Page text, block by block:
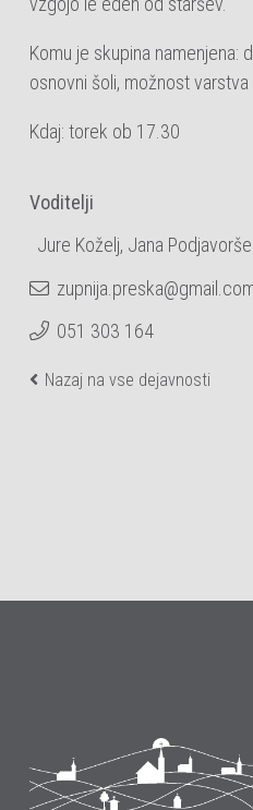
Komu je skupina namenjena:
osnovni šoli, možnost
Kdaj: torek ob 17.30
Voditelji
Jure Koželj, Jana
051 303 164
Nazaj na vse dejavnosti